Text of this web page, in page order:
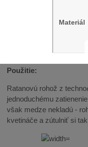
Materiál
Použitie:
Ratanovú rohož z
jednoduchému
však medze nekladú -
kvetináče a zútulniť si